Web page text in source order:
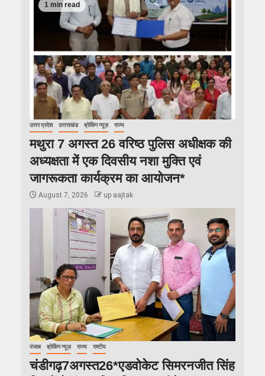
1 min read
उत्तर प्रदेश उत्तराखंड ब्रेकिंग न्यूज़ राज्य
मथुरा 7 अगस्त 26 वरिष्ठ पुलिस अधीक्षक की
अध्यक्षता में एक दिवसीय नशा मुक्ति एवं
जागरूकता कार्यक्रम का आयोजन*
August 7, 2026 up aajtak
पंजाब ब्रेकिंग न्यूज़ राज्य राष्टीय
चंडीगढ़7अगस्त26*एडवोकेट सिमरनजीत सिंह